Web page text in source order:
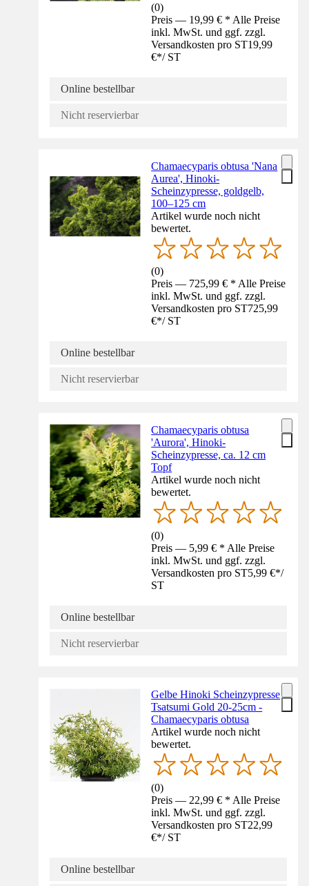
(0)
Preis — 19,99 € * Alle Preise
inkl. MwSt. und ggf. zzgl.
Versandkosten pro ST19,99
€*/ ST
Online bestellbar
Nicht reservierbar
Chamaecyparis obtusa 'Nana
Aurea', Hinoki-
Scheinzypresse, goldgelb,
100–125 cm
Artikel wurde noch nicht
bewertet.
(0)
Preis — 725,99 € * Alle Preise
inkl. MwSt. und ggf. zzgl.
Versandkosten pro ST725,99
€*/ ST
Online bestellbar
Nicht reservierbar
Chamaecyparis obtusa
'Aurora', Hinoki-
Scheinzypresse, ca. 12 cm
Topf
Artikel wurde noch nicht
bewertet.
(0)
Preis — 5,99 € * Alle Preise
inkl. MwSt. und ggf. zzgl.
Versandkosten pro ST5,99 €*/
ST
Online bestellbar
Nicht reservierbar
Gelbe Hinoki Scheinzypresse
Tsatsumi Gold 20-25cm -
Chamaecyparis obtusa
Artikel wurde noch nicht
bewertet.
(0)
Preis — 22,99 € * Alle Preise
inkl. MwSt. und ggf. zzgl.
Versandkosten pro ST22,99
€*/ ST
Online bestellbar